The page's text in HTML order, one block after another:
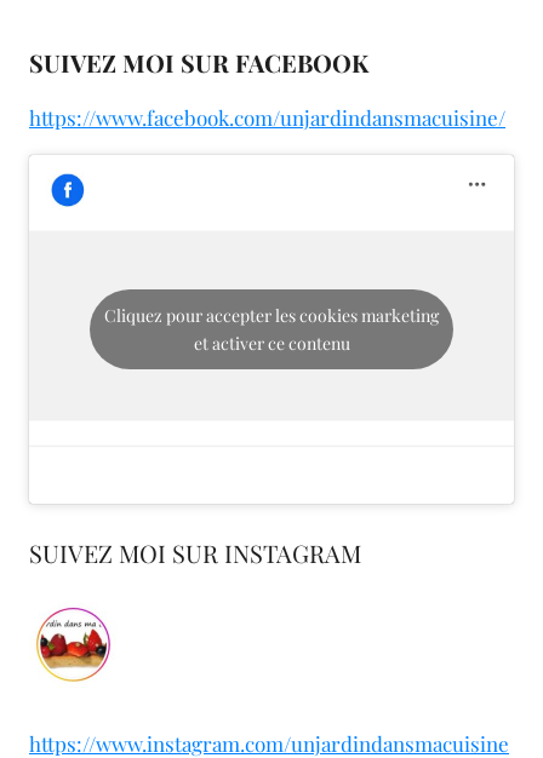
SUIVEZ MOI SUR FACEBOOK
https://www.facebook.com/unjardindansmacuisine/
Cliquez pour accepter les cookies marketing
et activer ce contenu
SUIVEZ MOI SUR INSTAGRAM
https://www.instagram.com/unjardindansmacuisine